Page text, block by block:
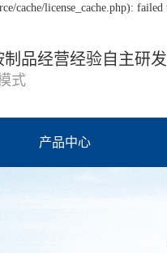
cache/license_cache.php):
制品经营经验自主研发
式
产品中心